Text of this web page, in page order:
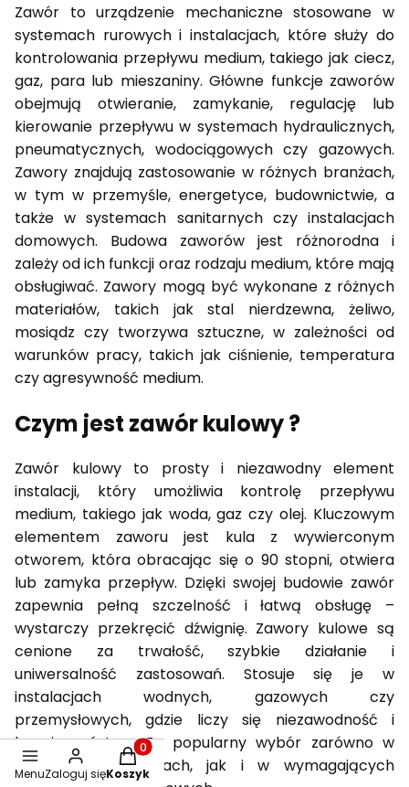
Zawór to urządzenie mechaniczne stosowane w
systemach rurowych i instalacjach, które służy do
kontrolowania przepływu medium, takiego jak ciecz,
gaz, para lub mieszaniny. Główne funkcje zaworów
obejmują otwieranie, zamykanie, regulację lub
kierowanie przepływu w systemach hydraulicznych,
pneumatycznych, wodociągowych czy gazowych.
Zawory znajdują zastosowanie w różnych branżach,
w tym w przemyśle, energetyce, budownictwie, a
także w systemach sanitarnych czy instalacjach
domowych. Budowa zaworów jest różnorodna i
zależy od ich funkcji oraz rodzaju medium, które mają
obsługiwać. Zawory mogą być wykonane z różnych
materiałów, takich jak stal nierdzewna, żeliwo,
mosiądz czy tworzywa sztuczne, w zależności od
warunków pracy, takich jak ciśnienie, temperatura
czy agresywność medium.
Czym jest zawór kulowy ?
Zawór kulowy to prosty i niezawodny element
instalacji, który umożliwia kontrolę przepływu
medium, takiego jak woda, gaz czy olej. Kluczowym
elementem zaworu jest kula z wywierconym
otworem, która obracając się o 90 stopni, otwiera
lub zamyka przepływ. Dzięki swojej budowie zawór
zapewnia pełną szczelność i łatwą obsługę –
wystarczy przekręcić dźwignię. Zawory kulowe są
cenione za trwałość, szybkie działanie i
uniwersalność zastosowań. Stosuje się je w
instalacjach wodnych, gazowych czy
przemysłowych, gdzie liczy się niezawodność i
bezpieczeństwo. To popularny wybór zarówno w
domowych systemach, jak i w wymagających
MenuZaloguj się
Produkty w koszyku: 0. Zobacz szczegóły
Koszyk